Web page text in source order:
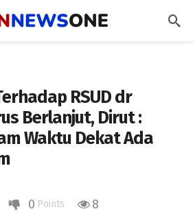
RSUD dr
Berlanjut, Dirut :
Waktu Dekat Ada
0 Points 8